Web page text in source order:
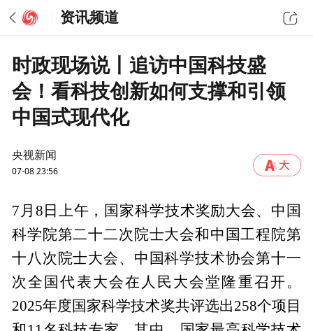
资讯频道
时政现场说丨追访中国科技盛
会！看科技创新如何支撑和引领
中国式现代化
央视新闻
07-08 23:56
7月8日上午，国家科学技术奖励大会、中国
科学院第二十二次院士大会和中国工程院第
十八次院士大会、中国科学技术协会第十一
次全国代表大会在人民大会堂隆重召开。
2025年度国家科学技术奖共评选出258个项目